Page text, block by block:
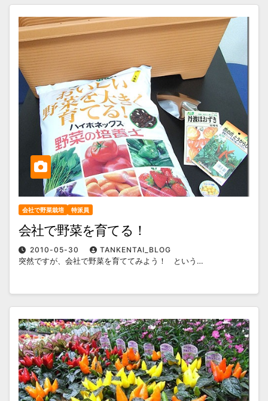
会社で野菜栽培 特派員
会社で野菜を育てる！
2010-05-30
TANKENTAI_BLOG
突然ですが、会社で野菜を育ててみよう！ という…